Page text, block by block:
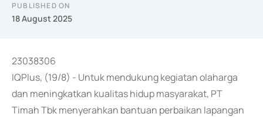
PUBLISHED ON
18 August 2025
23038306
IQPlus, (19/8) - Untuk mendukung kegiatan olaharga
dan meningkatkan kualitas hidup masyarakat, PT
Timah Tbk menyerahkan bantuan perbaikan lapangan